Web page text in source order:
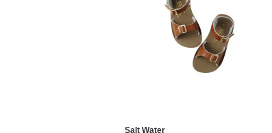
Salt Water